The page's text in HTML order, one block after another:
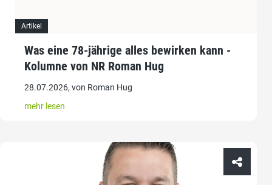
Artikel
Was eine 78-jährige alles bewirken kann -
Kolumne von NR Roman Hug
28.07.2026, von Roman Hug
mehr lesen